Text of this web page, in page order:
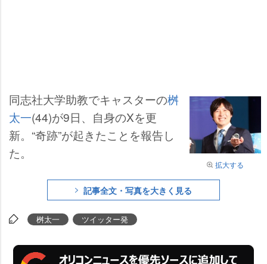
拡大する
同志社大学助教でキャスターの桝
太一(44)が9日、自身のXを更
新。“奇跡”が起きたことを報告し
た。
記事全文・写真を大きく見る
桝太一 ツイッター発